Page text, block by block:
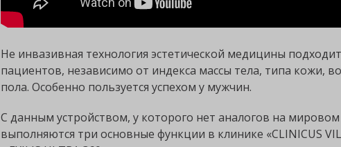
Не инвазивная технология эстетической медицины
пациентов, независимо от индекса массы тела, типа кожи,
пола. Особенно пользуется успехом у мужчин.
С данным устройством, у которого нет аналогов на
выполняются три основные функции в клинике «CLINICUS